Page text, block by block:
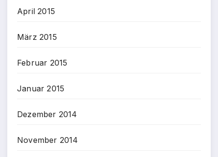
April 2015
März 2015
Februar 2015
Januar 2015
Dezember 2014
November 2014